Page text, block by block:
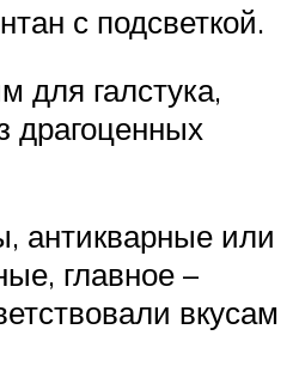
с подсветкой.
для галстука,
драгоценных
антикварные или
главное –
вкусам